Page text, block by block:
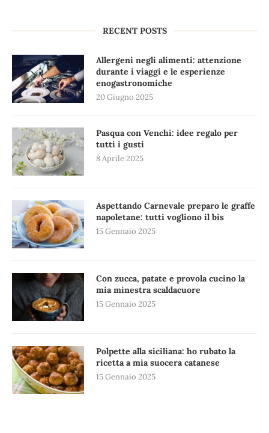
RECENT POSTS
Allergeni negli alimenti: attenzione
durante i viaggi e le esperienze
enogastronomiche
20 Giugno 2025
Pasqua con Venchi: idee regalo per
tutti i gusti
8 Aprile 2025
Aspettando Carnevale preparo le graffe
napoletane: tutti vogliono il bis
15 Gennaio 2025
Con zucca, patate e provola cucino la
mia minestra scaldacuore
15 Gennaio 2025
Polpette alla siciliana: ho rubato la
ricetta a mia suocera catanese
15 Gennaio 2025